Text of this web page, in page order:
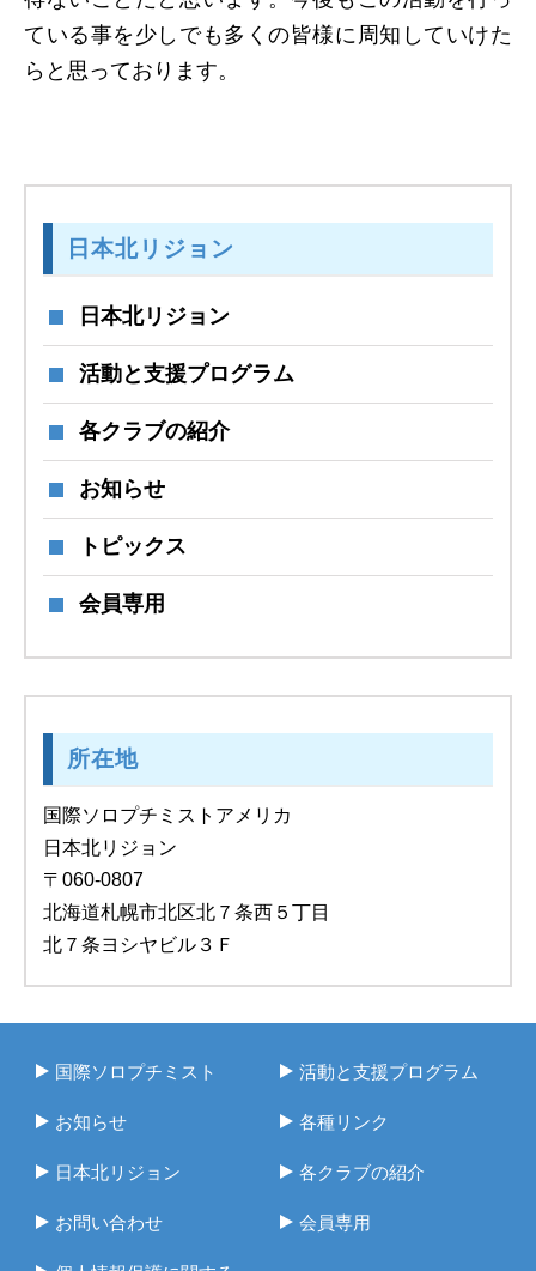
ている事を少しでも多くの皆様に周知していけた
らと思っております。
日本北リジョン
日本北リジョン
活動と支援プログラム
各クラブの紹介
お知らせ
トピックス
会員専用
所在地
国際ソロプチミストアメリカ
日本北リジョン
〒060-0807
北海道札幌市北区北７条西５丁目
北７条ヨシヤビル３Ｆ
国際ソロプチミスト 活動と支援プログラム
お知らせ 各種リンク
日本北リジョン 各クラブの紹介
お問い合わせ 会員専用